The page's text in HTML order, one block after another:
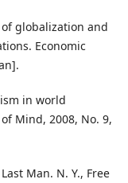
globalization and
Economic
in world
Mind, 2008, No. 9,
Man. N. Y., Free